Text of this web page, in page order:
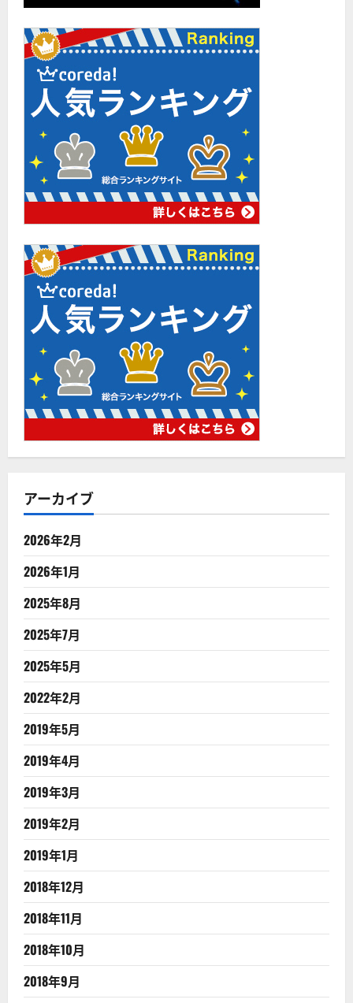
アーカイブ
2026年2月
2026年1月
2025年8月
2025年7月
2025年5月
2022年2月
2019年5月
2019年4月
2019年3月
2019年2月
2019年1月
2018年12月
2018年11月
2018年10月
2018年9月